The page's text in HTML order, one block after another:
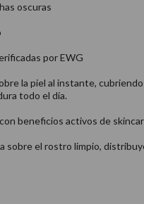
oscuras
por EWG
la piel al instante,
todo el día.
beneficios activos de
sobre el rostro limpio,